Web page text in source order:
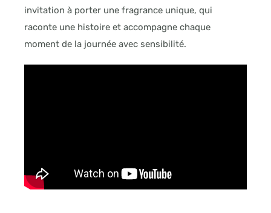
invitation à porter une fragrance unique, qui
raconte une histoire et accompagne chaque
moment de la journée avec sensibilité.